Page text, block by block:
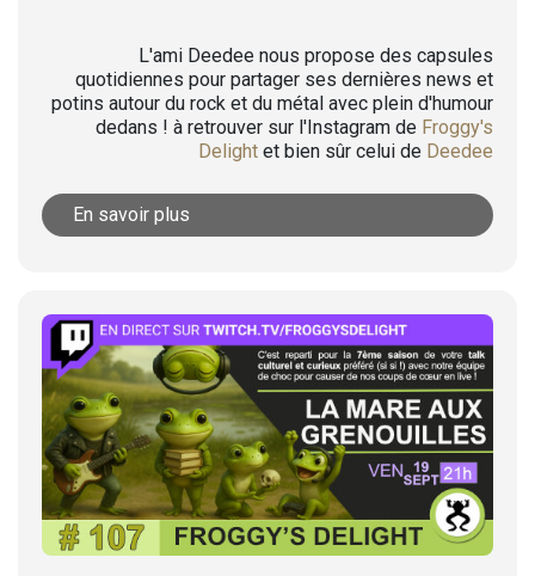
L'ami Deedee nous propose des capsules
quotidiennes pour partager ses dernières news et
potins autour du rock et du métal avec plein d'humour
dedans ! à retrouver sur l'Instagram de Froggy's
Delight et bien sûr celui de Deedee
En savoir plus